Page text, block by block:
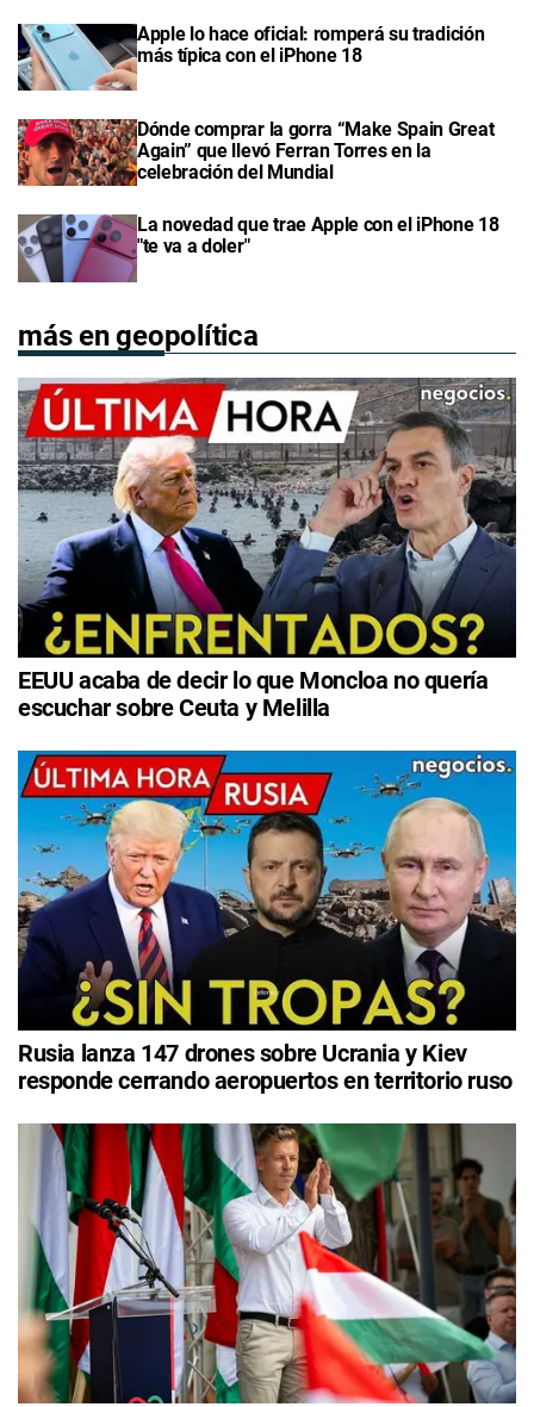
Apple lo hace oficial: romperá su tradición
más típica con el iPhone 18
Dónde comprar la gorra “Make Spain Great
Again” que llevó Ferran Torres en la
celebración del Mundial
La novedad que trae Apple con el iPhone 18
"te va a doler"
más en geopolítica
EEUU acaba de decir lo que Moncloa no quería
escuchar sobre Ceuta y Melilla
Rusia lanza 147 drones sobre Ucrania y Kiev
responde cerrando aeropuertos en territorio ruso